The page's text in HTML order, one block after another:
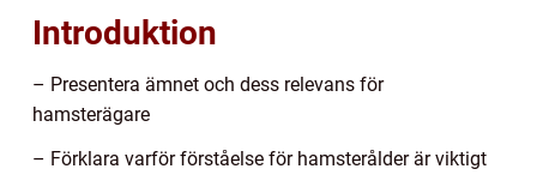
Introduktion
– Presentera ämnet och dess relevans för
hamsterägare
– Förklara varför förståelse för hamsterålder är viktigt